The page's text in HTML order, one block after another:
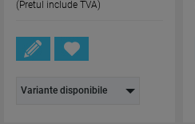
(Pretul include TVA)
Variante disponibile